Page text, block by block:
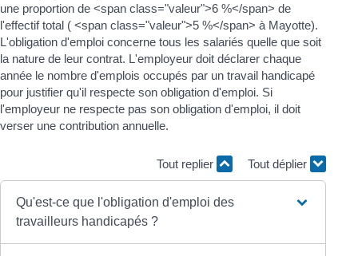
une proportion de <span class="valeur">6 %</span> de
l'effectif total ( <span class="valeur">5 %</span> à Mayotte).
L'obligation d'emploi concerne tous les salariés quelle que soit
la nature de leur contrat. L'employeur doit déclarer chaque
année le nombre d'emplois occupés par un travail handicapé
pour justifier qu'il respecte son obligation d'emploi. Si
l'employeur ne respecte pas son obligation d'emploi, il doit
verser une contribution annuelle.
Tout replier Tout déplier
Qu'est-ce que l'obligation d'emploi des
travailleurs handicapés ?